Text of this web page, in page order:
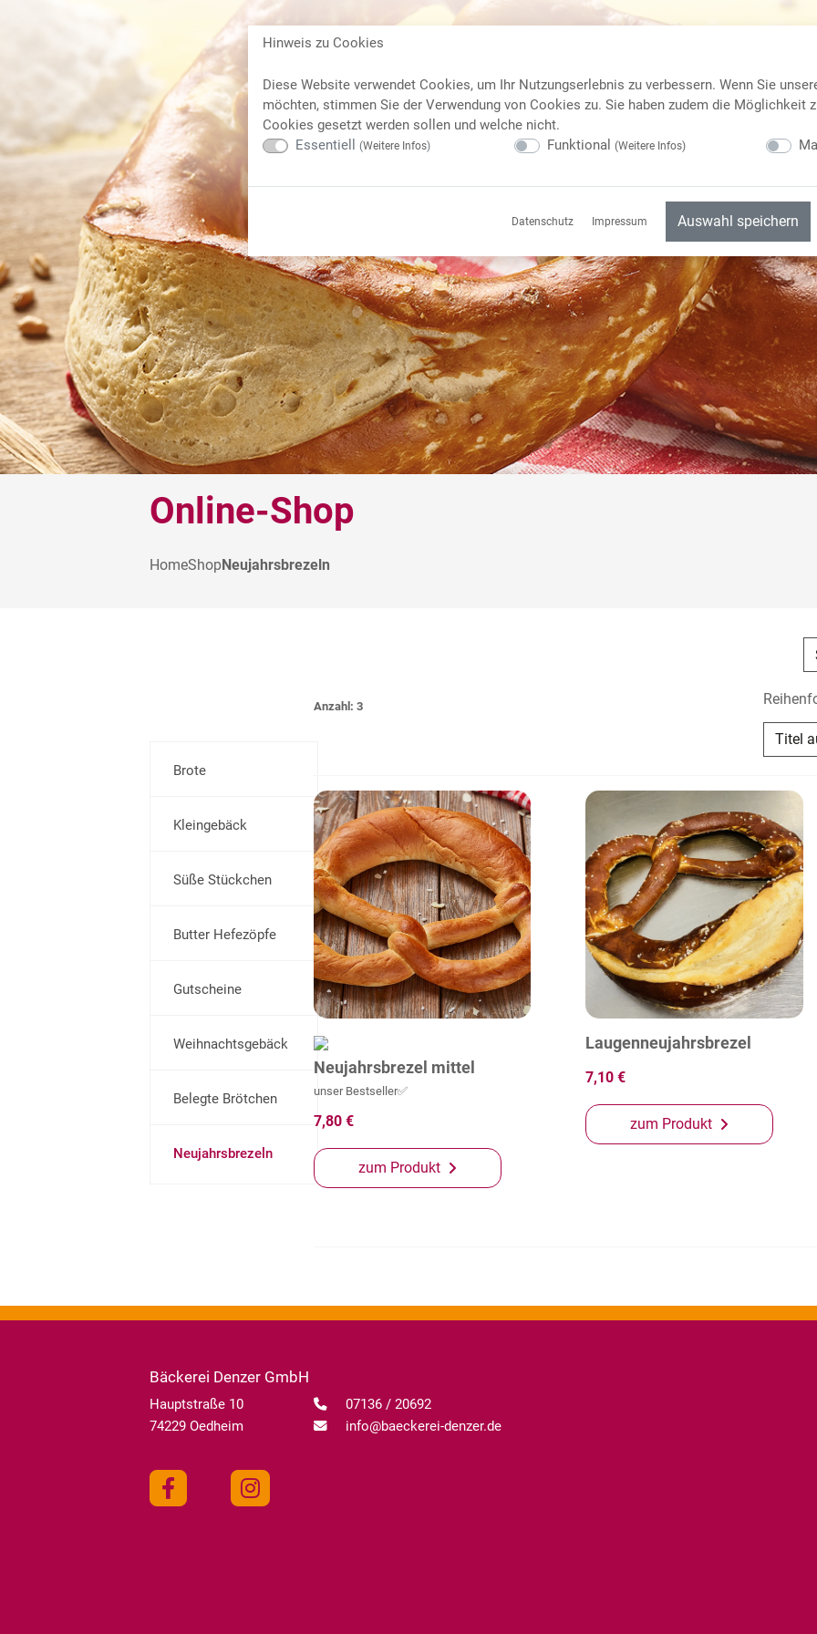
Online-Shop
HomeShopNeujahrsbrezeln
Brote
Kleingebäck
Süße Stückchen
Butter Hefezöpfe
Gutscheine
Weihnachtsgebäck
Belegte Brötchen
Neujahrsbrezeln
Anzahl: 3
Neujahrsbrezel mittel
unser Bestseller✅
7,80 €
zum Produkt
Laugenneujahrsbrezel
7,10 €
zum Produkt
Bäckerei Denzer GmbH
Hauptstraße 10
74229 Oedheim
07136 / 20692
info@baeckerei-denzer.de
Hinweis zu Cookies
Diese Website verwendet Cookies, um Ihr Nutzungserlebnis zu verbessern. Wenn Sie
möchten, stimmen Sie der Verwendung von Cookies zu. Sie haben zudem die Möglichkeit
Cookies gesetzt werden sollen und welche nicht.
Essentiell
(Weitere Infos) Funktional (Weitere Infos)
Datenschutz Impressum Auswahl speichern